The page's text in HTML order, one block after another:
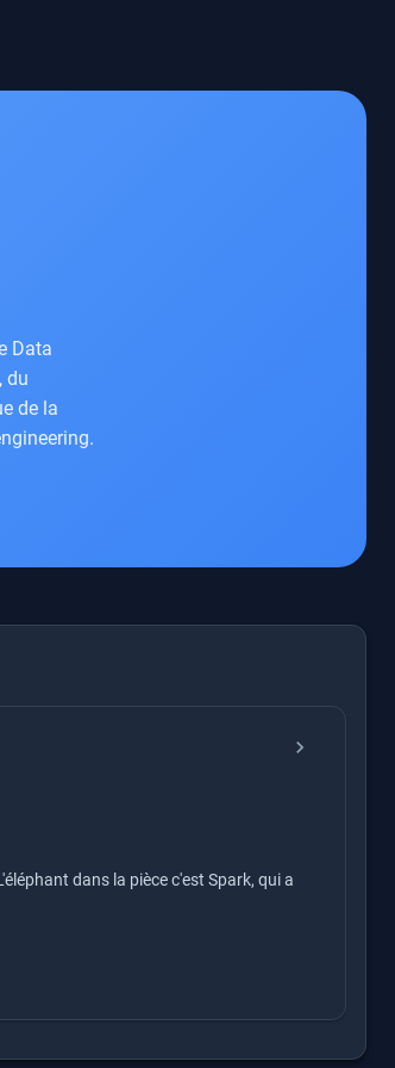
Data
du
de la
chevron_right
dans la pièce c'est Spark, qui a